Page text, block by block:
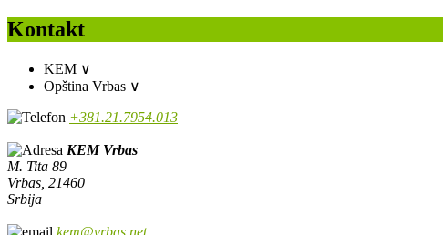
Kontakt
KEM ∨
Opština Vrbas ∨
+381.21.7954.013
KEM Vrbas
M. Tita 89
Vrbas, 21460
Srbija
kem@vrbas.net